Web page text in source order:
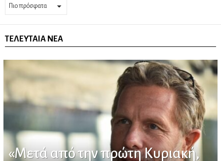
ΤΕΛΕΥΤΑΊΑ ΝΈΑ
«Μετά από την πρώτη Κυριακή,